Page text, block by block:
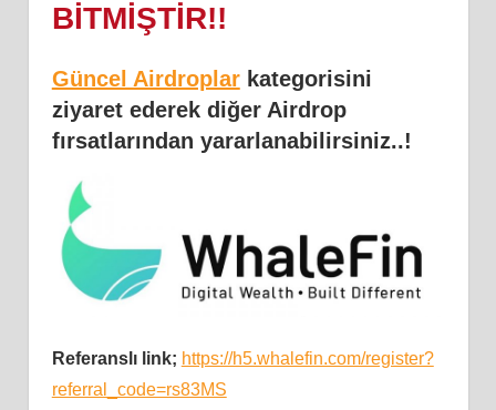
BİTMİŞTİR!!
Güncel Airdroplarkategorisini
ziyaret ederek diğer Airdrop
fırsatlarından yararlanabilirsiniz..!
Referanslı link; https://h5.whalefin.com/register?
referral_code=rs83MS